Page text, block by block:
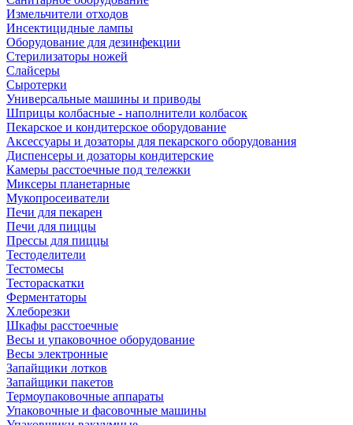
Измельчители отходов
Инсектицидные лампы
Оборудование для дезинфекции
Стерилизаторы ножей
Слайсеры
Сыротерки
Универсальные машины и приводы
Шприцы колбасные - наполнители колбасок
Пекарское и кондитерское оборудование
Аксессуары и дозаторы для пекарского оборудования
Диспенсеры и дозаторы кондитерские
Камеры расстоечные под тележки
Миксеры планетарные
Мукопросеиватели
Печи для пекарен
Печи для пиццы
Прессы для пиццы
Тестоделители
Тестомесы
Тестораскатки
Ферментаторы
Хлеборезки
Шкафы расстоечные
Весы и упаковочное оборудование
Весы электронные
Запайщики лотков
Запайщики пакетов
Термоупаковочные аппараты
Упаковочные и фасовочные машины